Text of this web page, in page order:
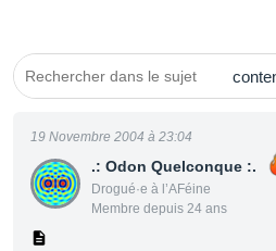
.: Odon Quelconque :.
Drogué·e à l’AFéine
Membre depuis 24 ans
19 Novembre 2004 à 23:04